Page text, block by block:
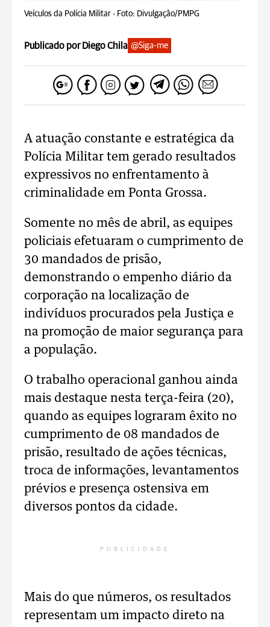
Veículos da Polícia Militar - Foto: Divulgação/PMPG
Publicado por Diego Chila @Siga-me
A atuação constante e estratégica da
Polícia Militar tem gerado resultados
expressivos no enfrentamento à
criminalidade em Ponta Grossa.
Somente no mês de abril, as equipes
policiais efetuaram o cumprimento de
30 mandados de prisão,
demonstrando o empenho diário da
corporação na localização de
indivíduos procurados pela Justiça e
na promoção de maior segurança para
a população.
O trabalho operacional ganhou ainda
mais destaque nesta terça-feira (20),
quando as equipes lograram êxito no
cumprimento de 08 mandados de
prisão, resultado de ações técnicas,
troca de informações, levantamentos
prévios e presença ostensiva em
diversos pontos da cidade.
PUBLICIDADE
Mais do que números, os resultados
representam um impacto direto na